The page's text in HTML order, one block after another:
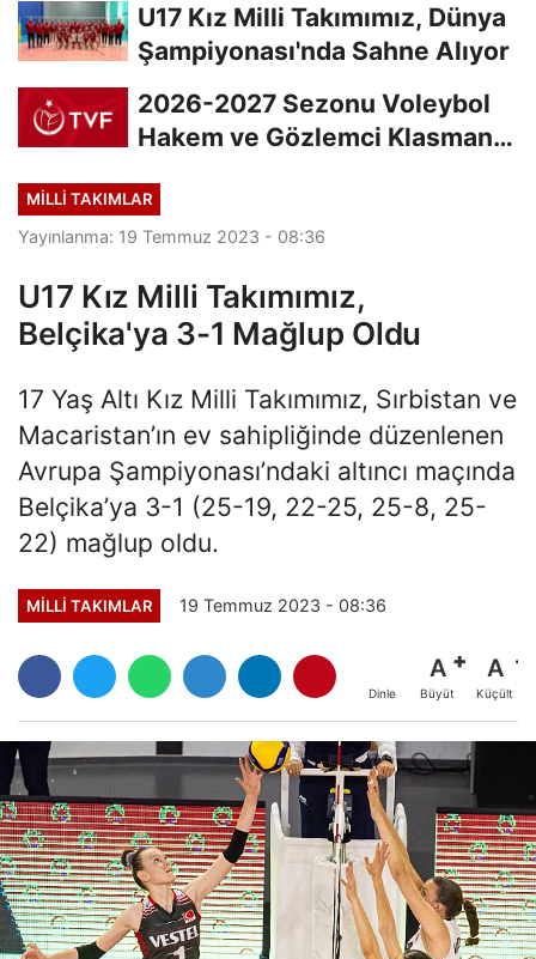
U17 Kız Milli Takımımız, Dünya
Şampiyonası'nda Sahne Alıyor
2026-2027 Sezonu Voleybol
Hakem ve Gözlemci Klasman
MILLI TAKIMLAR
Yayınlanma: 19 Temmuz 2023 - 08:36
U17 Kız Milli Takımımız,
Belçika'ya 3-1 Mağlup Oldu
17 Yaş Altı Kız Milli Takımımız, Sırbistan ve
Macaristan’ın ev sahipliğinde düzenlenen
Avrupa Şampiyonası’ndaki altıncı maçında
Belçika’ya 3-1 (25-19, 22-25, 25-8, 25-
22) mağlup oldu.
MILLI TAKIMLAR 19 Temmuz 2023 - 08:36
Dinle
A
Büyüt
A
Küçült